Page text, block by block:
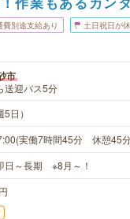
費別途支給あり 土日祝日が
市
送迎バス5分
日）
実働7時間45分 休憩45
日～長期 ※8月～！